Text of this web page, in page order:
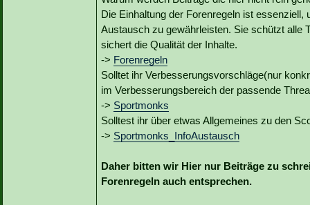
Die Einhaltung der Forenregeln ist
Austausch zu gewährleisten. Sie schützt alle
sichert die Qualität der Inhalte.
-> Forenregeln
Solltet ihr Verbesserungsvorschläge(nur
im Verbesserungsbereich der passende
-> Sportmonks
Solltest ihr über etwas Allgemeines zu den
-> Sportmonks_InfoAustausch
Daher bitten wir Hier nur Beiträge zu
Forenregeln auch entsprechen.